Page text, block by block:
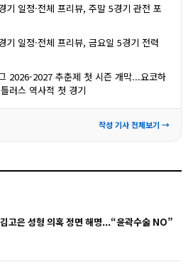
기 일정·전체 프리뷰, 주말 5경기 관전 포
기 일정·전체 프리뷰, 금요일 5경기 전력
2026-2027 추춘제 첫 시즌 개막...요코하
러스 역사적 첫 경기
작성 기사 전체보기 →
고은 성형 의혹 정면 해명...“윤곽수술 NO”